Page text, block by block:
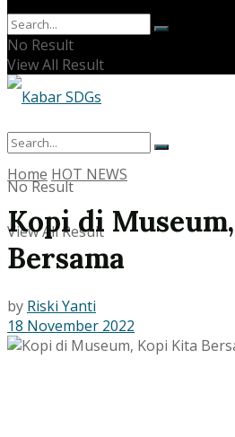
No Result
View All Result
No Result
View All Result
Home HOT NEWS
Kopi di
Bersama
by Riski Yanti
18 November 2022